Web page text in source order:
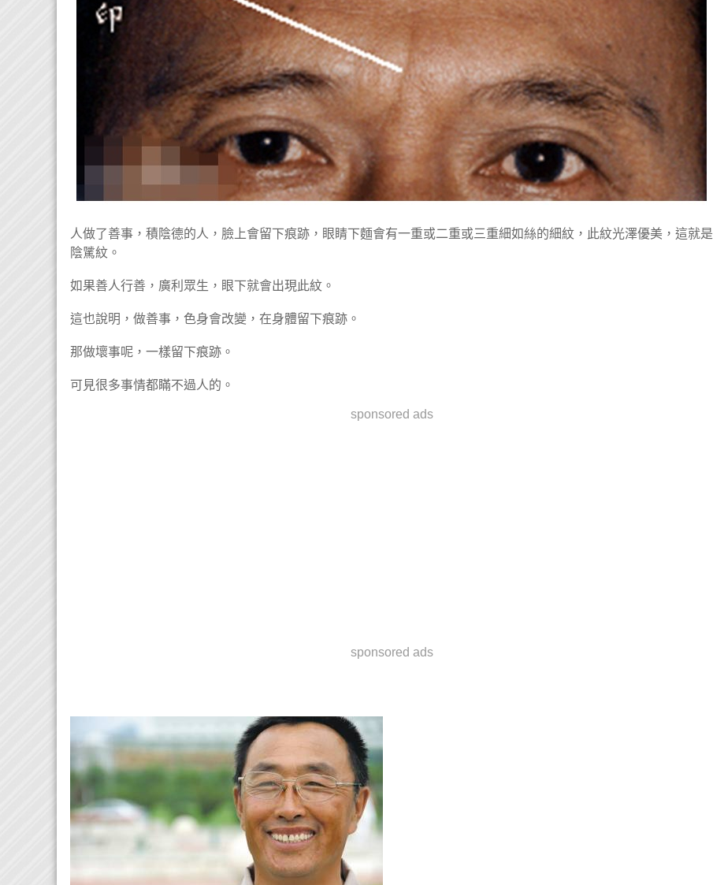
人做了善事，積陰德的人，臉上會留下痕跡，眼睛下麵會有一重或二重或三重細如絲的細紋，此紋光澤優美，這就是
陰騭紋。
如果善人行善，廣利眾生，眼下就會出現此紋。
這也說明，做善事，色身會改變，在身體留下痕跡。
那做壞事呢，一樣留下痕跡。
可見很多事情都瞞不過人的。
sponsored ads
sponsored ads